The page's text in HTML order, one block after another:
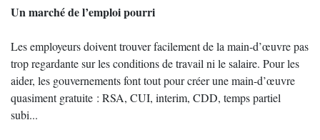
Un marché de l’emploi pourri
Les employeurs doivent trouver facilement de la main-d’œuvre pas
trop regardante sur les conditions de travail ni le salaire. Pour les
aider, les gouvernements font tout pour créer une main-d’œuvre
quasiment gratuite : RSA, CUI, interim, CDD, temps partiel
subi...